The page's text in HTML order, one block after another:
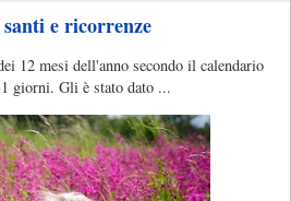
e ricorrenze
12 mesi dell'anno secondo il calendario
giorni. Gli è stato dato ...